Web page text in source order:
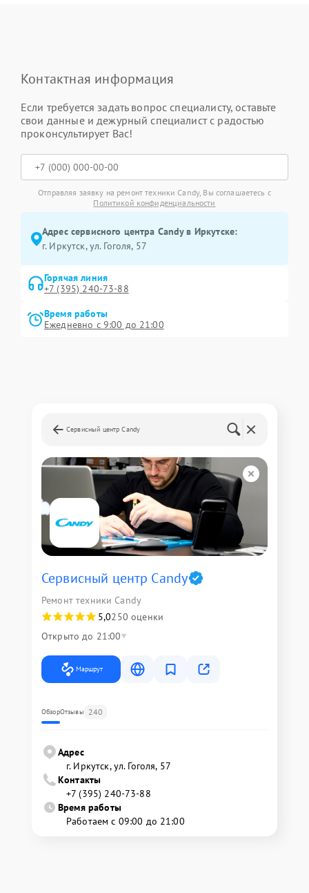
Контактная информация
Если требуется задать вопрос специалисту, оставьте
свои данные и дежурный специалист с радостью
проконсультирует Вас!
Отправляя заявку на ремонт техники Candy, Вы соглашаетесь с
Политикой конфиденциальности
Адрес сервисного центра Candy в Иркутске:
г. Иркутск, ул. ​Гоголя, 57
Горячая линия
+7 (395) 240-73-88
Время работы
Ежедневно с 9:00 до 21:00
Сервисный центр Candy
Сервисный центр Candy
Ремонт техники Candy
5,0250 оценки
Открыто до 21:00
Маршрут
ОбзорОтзывы 240
Адрес
г. Иркутск, ул. ​Гоголя, 57
Контакты
+7 (395) 240-73-88
Время работы
Работаем с 09:00 до 21:00